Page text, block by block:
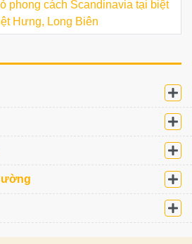
phong cách Scandinavia tại biệt
Hưng, Long Biên